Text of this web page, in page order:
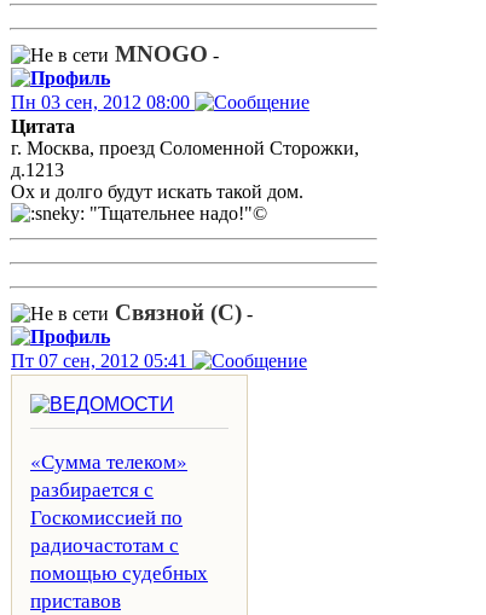
MNOGO -
Пн 03 сен, 2012 08:00
Цитата
г. Москва, проезд Соломенной Сторожки,
д.1213
Ох и долго будут искать такой дом.
"Тщательнее надо!"©
Связной (С) -
Пт 07 сен, 2012 05:41
«Сумма телеком»
разбирается с
Госкомиссией по
радиочастотам с
помощью судебных
приставов